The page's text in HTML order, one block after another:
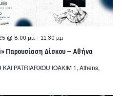
Παρουσίαση Δίσκου – Αθήνα
@ 8:00 μμ- 11:30 μμ
KAI PATRIARXOU IOAKIM 1, Athens,